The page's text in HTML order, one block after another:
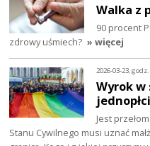
Walka z
90 procent
zdrowy uśmiech? » więcej
2026-03-23,
Wyrok w
Jest
Stanu Cywilnego musi uznać